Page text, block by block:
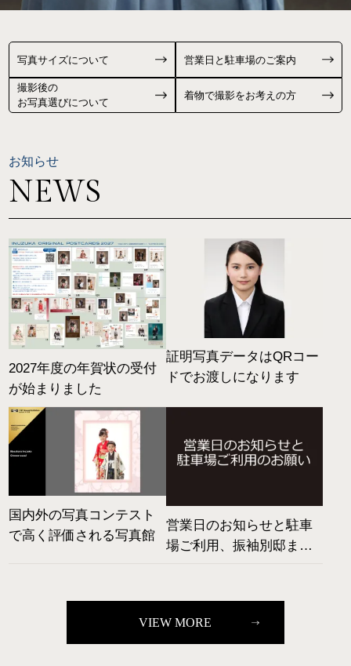
写真サイズについて 営業日と駐車場のご案内
撮影後の
お写真選びについて
着物で撮影をお考えの方
お知らせ
NEWS
2027年度の年賀状の受付
が始まりました
証明写真データはQRコー
ドでお渡しになります
国内外の写真コンテスト
で高く評価される写真館
営業日のお知らせと駐車
場ご利用、振袖別邸まで
VIEW MORE